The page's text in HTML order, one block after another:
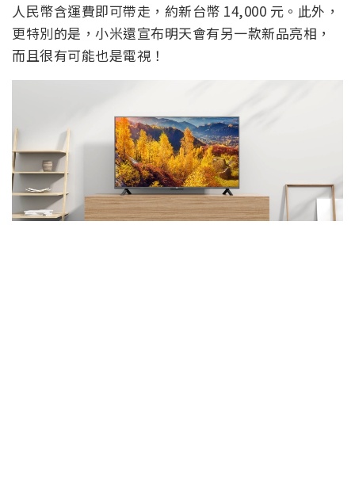
人民幣含運費即可帶走，約新台幣 14,000 元。此外，
更特別的是，小米還宣布明天會有另一款新品亮相，
而且很有可能也是電視！